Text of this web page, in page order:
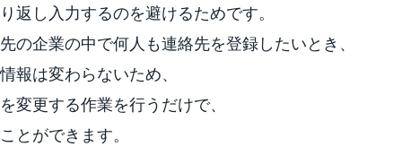
返し入力するのを避けるためです。
の企業の中で何人も連絡先を登録したいとき、
報は変わらないため、
変更する作業を行うだけで、
とができます。